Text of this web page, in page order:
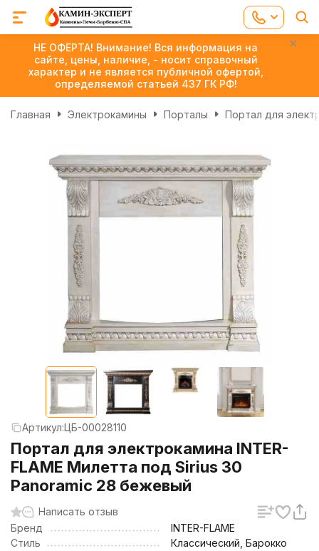
НЕ ОФЕРТА! Внимание! Вся информация на
сайте, цены, наличие, - носит справочный
характер и не является публичной офертой,
определяемой статьей 437 ГК РФ!
Главная Электрокамины Порталы Портал для
Артикул:ЦБ-00028110
Портал для электрокамина INTER-
FLAME Милетта под Sirius 30
Panoramic 28 бежевый
Написать отзыв
Бренд
INTER-FLAME
Стиль
Классический, Барокко